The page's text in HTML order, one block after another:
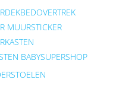
MUURSTICKER
BABYSUPERSHOP